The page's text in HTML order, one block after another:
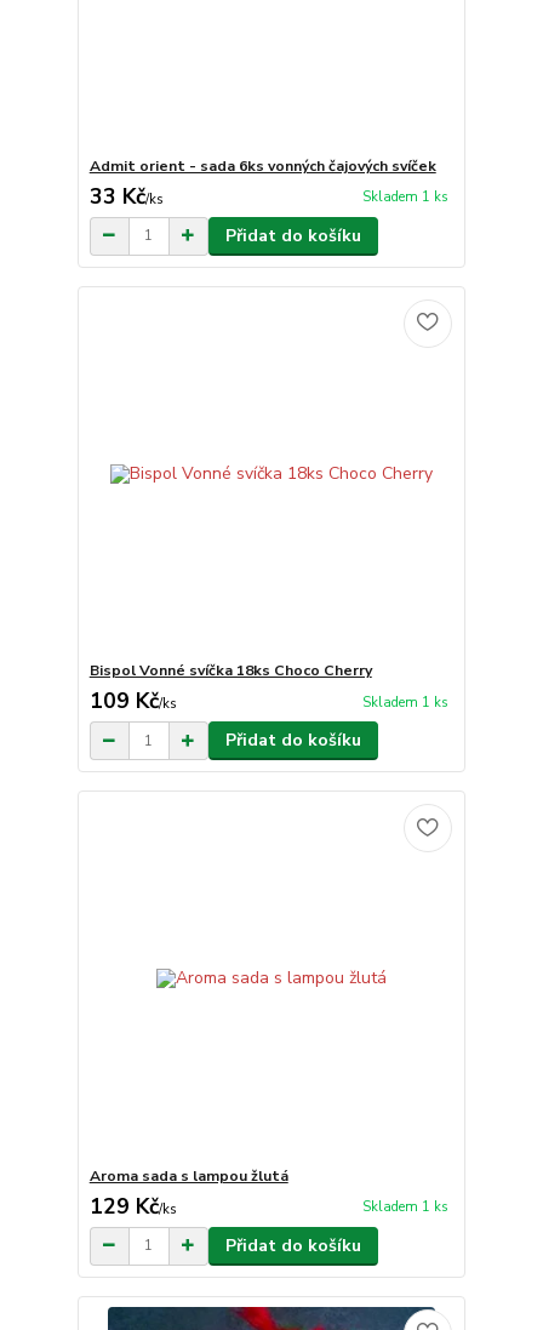
Admit orient - sada 6ks vonných čajových svíček
33 Kč/ks Skladem 1 ks
Přidat do košíku
Bispol Vonné svíčka 18ks Choco Cherry
109 Kč/ks Skladem 1 ks
Přidat do košíku
Aroma sada s lampou žlutá
129 Kč/ks Skladem 1 ks
Přidat do košíku